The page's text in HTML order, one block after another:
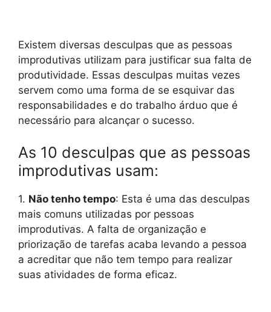
Existem diversas desculpas que as pessoas
improdutivas utilizam para justificar sua falta de
produtividade. Essas desculpas muitas vezes
servem como uma forma de se esquivar das
responsabilidades e do trabalho árduo que é
necessário para alcançar o sucesso.
As 10 desculpas que as pessoas
improdutivas usam:
1. Não tenho tempo: Esta é uma das desculpas
mais comuns utilizadas por pessoas
improdutivas. A falta de organização e
priorização de tarefas acaba levando a pessoa
a acreditar que não tem tempo para realizar
suas atividades de forma eficaz.